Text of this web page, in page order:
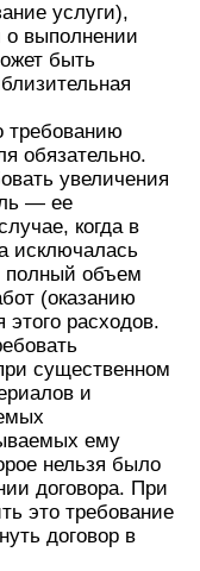
услуги),
о выполнении
быть
требованию
обязательно.
увеличения
— ее
когда в
исключалась
полный объем
(оказанию
расходов.
существенном
и
ему
нельзя было
договора. При
это требование
договор в